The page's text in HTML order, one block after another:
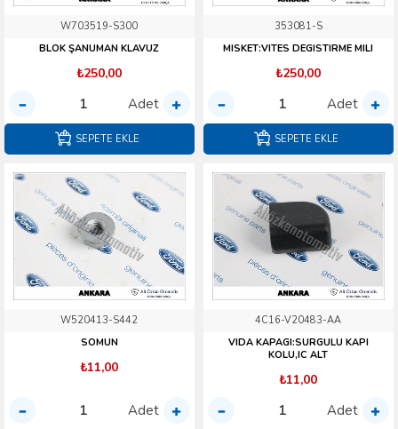
W703519-S300
BLOK ŞANUMAN KLAVUZ
₺250,00
Adet
SEPETE EKLE
353081-S
MISKET:VITES DEGISTIRME MILI
₺250,00
Adet
SEPETE EKLE
W520413-S442
SOMUN
₺11,00
Adet
4C16-V20483-AA
VIDA KAPAGI:SURGULU KAPI
KOLU,IC ALT
₺11,00
Adet